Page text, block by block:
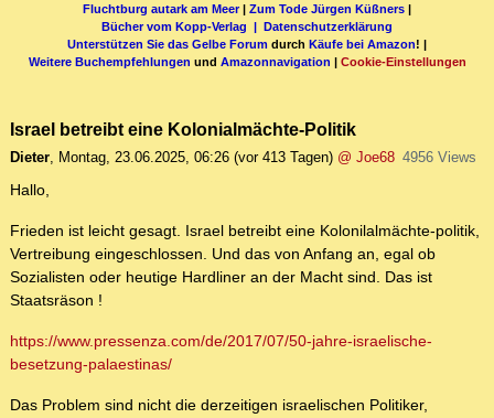
Fluchtburg autark am Meer| Zum Tode Jürgen Küßners |
Bücher vom Kopp-Verlag | Datenschutzerklärung
Unterstützen Sie das Gelbe Forum durch Käufe bei Amazon! |
Weitere Buchempfehlungen und Amazonnavigation | Cookie-Einstellungen
Israel betreibt eine Kolonialmächte-Politik
Dieter, Montag, 23.06.2025, 06:26 (vor 413 Tagen) @ Joe68 4956 Views
Hallo,
Frieden ist leicht gesagt. Israel betreibt eine Kolonilalmächte-politik,
Vertreibung eingeschlossen. Und das von Anfang an, egal ob
Sozialisten oder heutige Hardliner an der Macht sind. Das ist
Staatsräson !
https://www.pressenza.com/de/2017/07/50-jahre-israelische-
besetzung-palaestinas/
Das Problem sind nicht die derzeitigen israelischen Politiker,